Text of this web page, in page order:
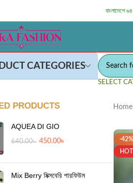
বাংলাদেশে
CATEGORIES
SELECT
PRODUCTS
AQUEA DI GIO
640.00৳ 450.00৳
Mix Berry মিক্সবেরি পারফিউম
Home
-42%
HOT